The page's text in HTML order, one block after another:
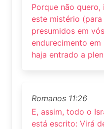
Porque não
este mistério
presumidos em
endurecimento
haja entrado a
Romanos 11:26
E, assim, todo o
está escrito: Virá